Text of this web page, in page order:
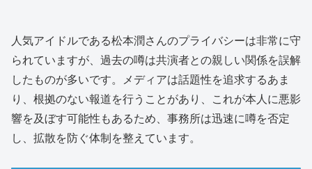
人気アイドルである松本潤さんのプライバシーは非常に守
られていますが、過去の噂は共演者との親しい関係を誤解
したものが多いです。メディアは話題性を追求するあま
り、根拠のない報道を行うことがあり、これが本人に悪影
響を及ぼす可能性もあるため、事務所は迅速に噂を否定
し、拡散を防ぐ体制を整えています。